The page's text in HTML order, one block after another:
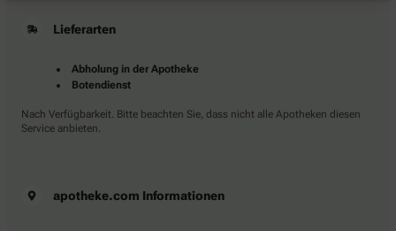
Lieferarten
Abholung in der Apotheke
Botendienst
Nach Verfügbarkeit. Bitte beachten Sie, dass nicht alle Apotheken diesen
Service anbieten.
apotheke.com Informationen